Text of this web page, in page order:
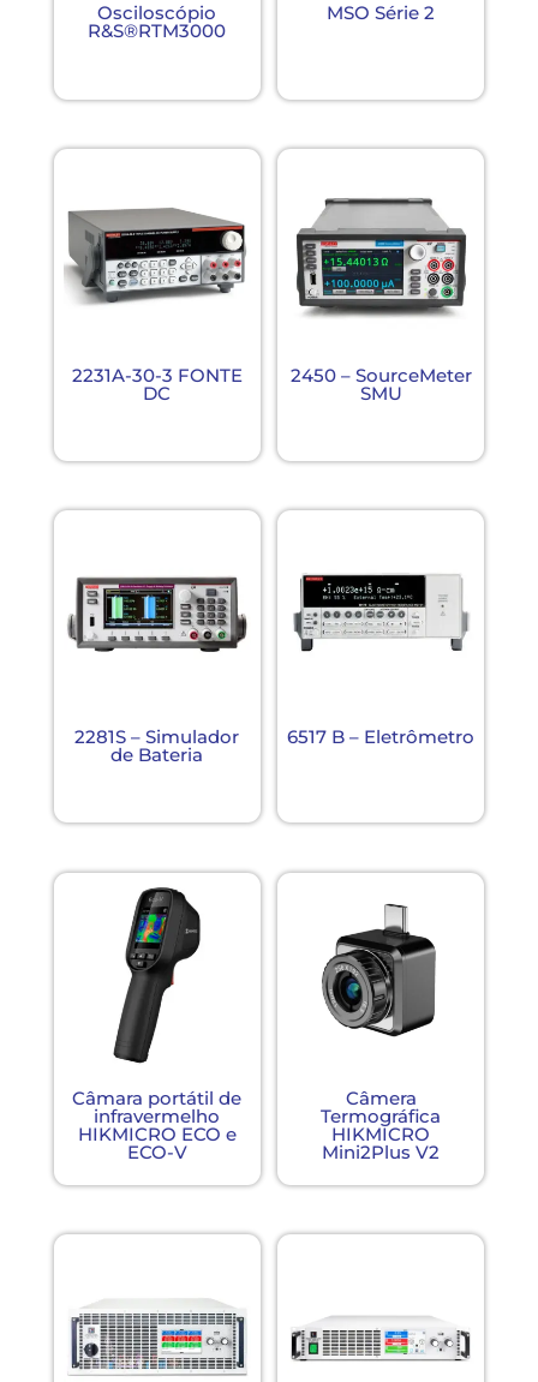
Osciloscópio
R&S®RTM3000
MSO Série 2
2231A-30-3 FONTE
DC
2450 – SourceMeter
SMU
2281S – Simulador
de Bateria
6517 B – Eletrômetro
Câmara portátil de
infravermelho
HIKMICRO ECO e
ECO-V
Câmera
Termográfica
HIKMICRO
Mini2Plus V2